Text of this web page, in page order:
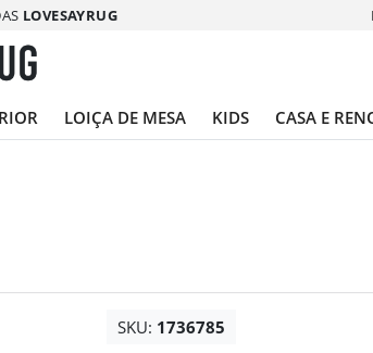
LOVESAYRUG
LOIÇA DE MESA KIDS CASA E
SKU: 1736785